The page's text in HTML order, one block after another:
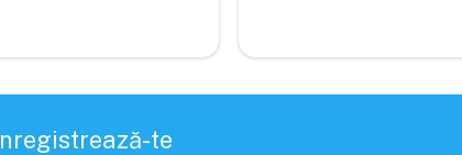
te